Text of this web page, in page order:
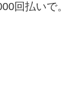
回払いで。